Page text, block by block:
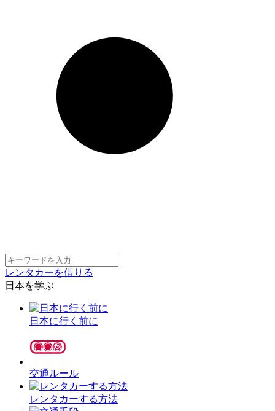
レンタカーを借りる
日本を学ぶ
日本に行く前に
交通ルール
レンタカーする方法